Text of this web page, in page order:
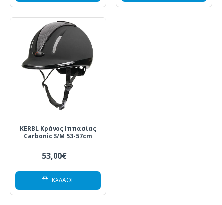
KERBL Κράνος Ιππασίας
Carbonic S/M 53-57cm
53,00€
ΚΑΛΆΘΙ